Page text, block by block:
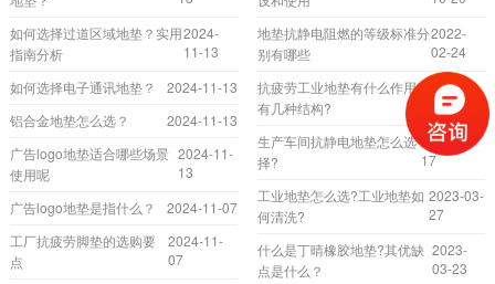
如何选择过道区域地垫？实用
指南分析
2024-
11-13
如何选择电子通讯地垫？
2024-11-13
铝合金地垫怎么选？
2024-11-13
广告logo地垫适合哪些场景
使用呢
2024-11-
13
广告logo地垫是指什么？
2024-11-07
工厂抗疲劳脚垫的选购要
点
2024-11-
07
地垫抗静电阻燃的等级标准分
别有哪些
2022-
02-24
抗疲劳工业地垫有什么作用?
有几种结构?
2023-
04-17
生产车间抗静电地垫怎么选
择?
2023-02-
17
工业地垫怎么选?工业地垫如
何清洗?
2023-03-
27
什么是丁晴橡胶地垫?其优缺
点是什么？
2023-
03-23